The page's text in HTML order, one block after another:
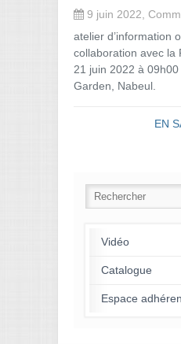
9 juin 2022,
atelier d’information
collaboration avec la
21 juin 2022 à 09h00
Garden, Nabeul.
EN
Vidéo
Catalogue
Espace